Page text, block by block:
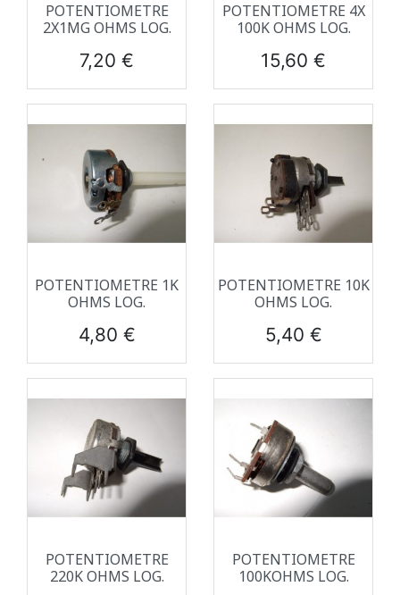
POTENTIOMETRE
2X1MG OHMS LOG.
Prix
7,20 €
POTENTIOMETRE 4X
100K OHMS LOG.
Prix
15,60 €
POTENTIOMETRE 1K
OHMS LOG.
Prix
4,80 €
POTENTIOMETRE 10K
OHMS LOG.
Prix
5,40 €
POTENTIOMETRE
220K OHMS LOG.
POTENTIOMETRE
100KOHMS LOG.